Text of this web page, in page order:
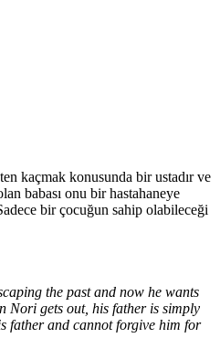
kaçmak konusunda bir ustadır ve
babası onu bir hastahaneye
bir çocuğun sahip olabileceği
the past and now he wants
Nori gets out, his father is simply
father and cannot forgive him for